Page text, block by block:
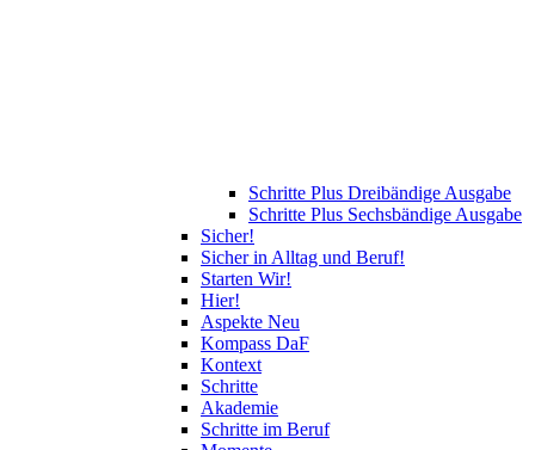
Schritte Plus Dreibändige Ausgabe
Schritte Plus Sechsbändige Ausgabe
Sicher!
Sicher in Alltag und Beruf!
Starten Wir!
Hier!
Aspekte Neu
Kompass DaF
Kontext
Schritte
Akademie
Schritte im Beruf